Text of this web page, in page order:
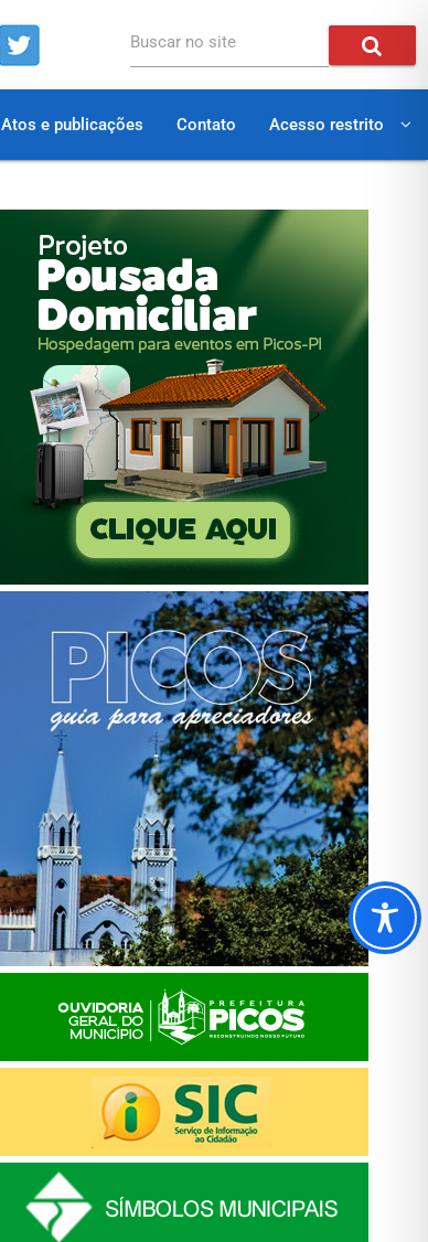
Buscar no site
Atos e publicações Contato Acesso restrito